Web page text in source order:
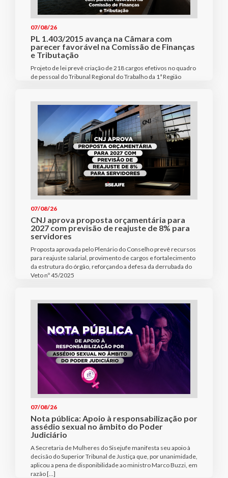
07/08/26
PL 1.403/2015 avança na Câmara com
parecer favorável na Comissão de Finanças
e Tributação
Projeto de lei prevê criação de 218 cargos efetivos no quadro
de pessoal do Tribunal Regional do Trabalho da 1ª Região
07/08/26
CNJ aprova proposta orçamentária para
2027 com previsão de reajuste de 8% para
servidores
Proposta aprovada pelo Plenário do Conselho prevê recursos
para reajuste salarial, provimento de cargos e fortalecimento
da estrutura do órgão, reforçando a defesa da derrubada do
Veto nº 45/2025
07/08/26
Nota pública: Apoio à responsabilização por
assédio sexual no âmbito do Poder
Judiciário
A Secretaria de Mulheres do Sisejufe manifesta seu apoio à
decisão do Superior Tribunal de Justiça que, por unanimidade,
aplicou a pena de disponibilidade ao ministro Marco Buzzi, em
razão […]